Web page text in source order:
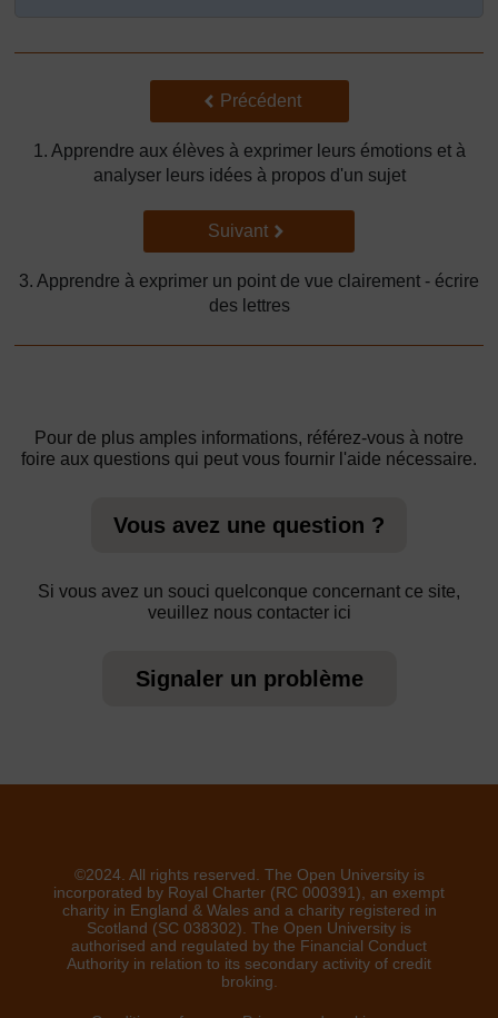
Précédent
Précédent
1. Apprendre aux élèves à exprimer leurs émotions et à
analyser leurs idées à propos d'un sujet
Suivant
Suivant
3. Apprendre à exprimer un point de vue clairement - écrire
des lettres
Pour de plus amples informations, référez-vous à notre
foire aux questions qui peut vous fournir l'aide nécessaire.
Vous avez une question ?
Si vous avez un souci quelconque concernant ce site,
veuillez nous contacter ici
Signaler un problème
©2024. All rights reserved. The Open University is
incorporated by Royal Charter (RC 000391), an exempt
charity in England & Wales and a charity registered in
Scotland (SC 038302). The Open University is
authorised and regulated by the Financial Conduct
Authority in relation to its secondary activity of credit
broking.